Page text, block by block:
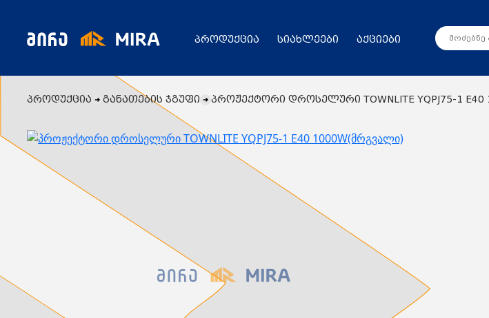
პროდუქცია სიახლეები აქციები
ყველა პროდუქცია
გენერატორი
ცენტრალური გათბობის ქვაბები
აბაზანის საშრობები
რადიატორები
საფართოებელი ავზები
კალორიფერები
მოცულობითი ბოილერი
ქვაბის სათადარიგო ნაწილები
გაზის მილები და მაკომპლექტებლები
გათბობის სისტემის მაკომპლექტებლები
ავარიული ციმციმები ხმოვანი ზარები
განათების ჯგუფი
დამიწების მოწყობილობები
სიახლეები
პროდუქცია განათების ჯგუფი პროჟექტორი დროსელური TOWNLITE YQPJ75-1